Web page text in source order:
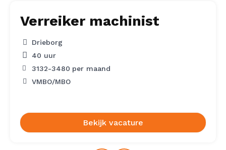
Verreiker machinist
Drieborg
40 uur
3132-3480 per maand
VMBO/MBO
Bekijk vacature